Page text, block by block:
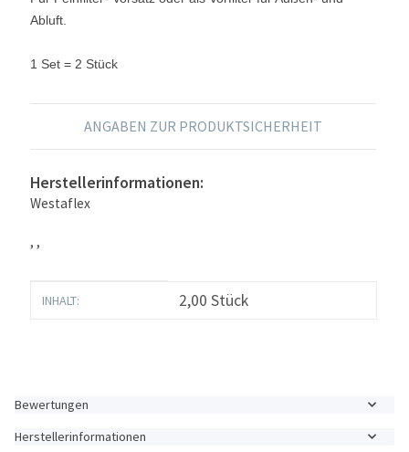
Abluft.
1 Set = 2 Stück
ANGABEN ZUR PRODUKTSICHERHEIT
Herstellerinformationen:
Westaflex
, ,
Produkteigenschaft
Wert
INHALT: 2,00 Stück
Bewertungen
Herstellerinformationen